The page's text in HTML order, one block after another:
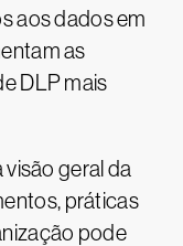
aos dados em
as
DLP mais
geral da
práticas
pode